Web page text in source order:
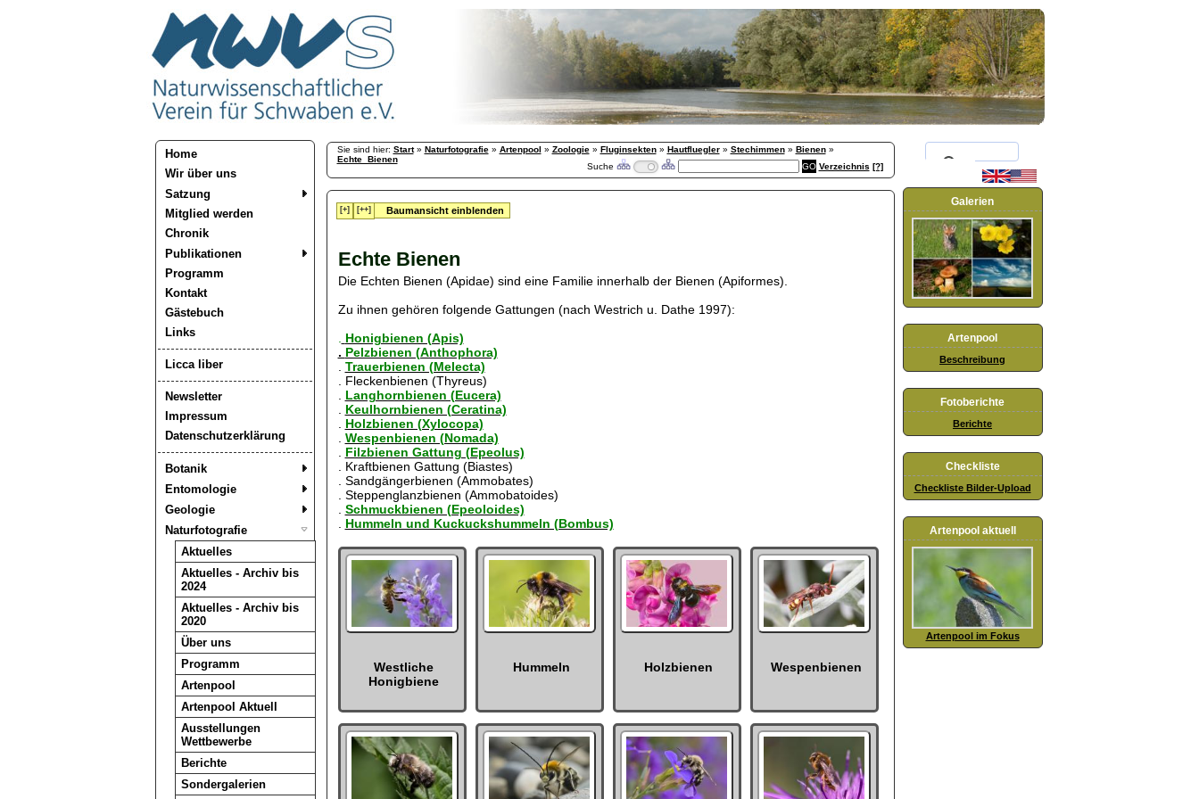
Home
Wir über uns
Satzung
Mitglied werden
Chronik
Publikationen
Programm
Kontakt
Gästebuch
Links
Licca liber
Newsletter
Impressum
Datenschutzerklärung
Botanik
Entomologie
Geologie
Naturfotografie
Aktuelles
Aktuelles - Archiv bis
2024
Aktuelles - Archiv bis
2020
Über uns
Programm
Artenpool
Artenpool Aktuell
Ausstellungen
Wettbewerbe
Berichte
Sondergalerien
Sie sind hier: Start» Naturfotografie» Artenpool » Zoologie» Fluginsekten» Hautfluegler» Stechimmen» Bienen»
Echte_Bienen
Suche Verzeichnis [?]
[+] [++] Baumansicht einblenden
Echte Bienen
Die Echten Bienen (Apidae) sind eine Familie innerhalb der Bienen (Apiformes).
Zu ihnen gehören folgende Gattungen (nach Westrich u. Dathe 1997):
Honigbienen (Apis)
. Pelzbienen (Anthophora)
Trauerbienen (Melecta)
. Fleckenbienen (Thyreus)
Langhornbienen (Eucera)
Keulhornbienen (Ceratina)
Holzbienen (Xylocopa)
Wespenbienen (Nomada)
Filzbienen Gattung (Epeolus)
. Kraftbienen Gattung (Biastes)
. Sandgängerbienen (Ammobates)
. Steppenglanzbienen (Ammobatoides)
Schmuckbienen (Epeoloides)
Hummeln und Kuckuckshummeln (Bombus)
Westliche
Honigbiene
Hummeln Holzbienen Wespenbienen
Galerien
Artenpool
Beschreibung
Fotoberichte
Berichte
Checkliste
Checkliste Bilder-Upload
Artenpool aktuell
Artenpool im Fokus